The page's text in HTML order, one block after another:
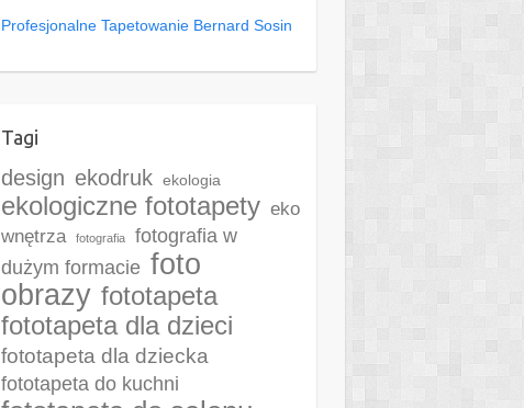
Profesjonalne Tapetowanie Bernard Sosin
Tagi
design ekodruk ekologia
ekologiczne fototapety eko
wnętrza
fotografia
fotografia w
dużym formacie foto
obrazy fototapeta
fototapeta dla dzieci
fototapeta dla dziecka
fototapeta do kuchni